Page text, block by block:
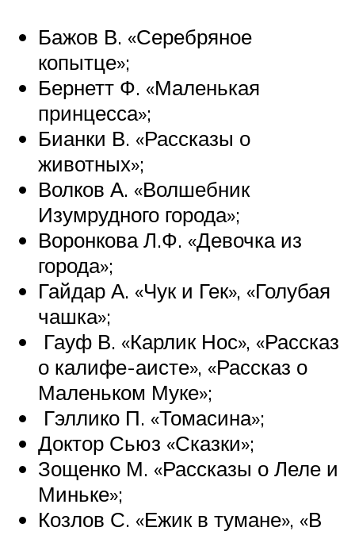
Бажов В. «Серебряное
копытце»;
Бернетт Ф. «Маленькая
принцесса»;
Бианки В. «Рассказы о
животных»;
Волков А. «Волшебник
Изумрудного города»;
Воронкова Л.Ф. «Девочка из
города»;
Гайдар А. «Чук и Гек», «Голубая
чашка»;
Гауф В. «Карлик Нос», «Рассказ
о калифе-аисте», «Рассказ о
Маленьком Муке»;
Гэллико П. «Томасина»;
Доктор Сьюз «Сказки»;
Зощенко М. «Рассказы о Леле и
Миньке»;
Козлов С. «Ежик в тумане», «В